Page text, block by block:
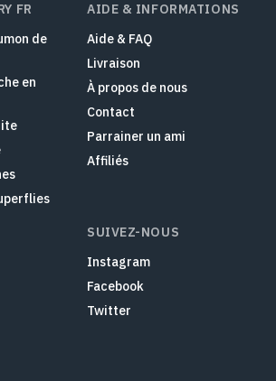
FR
de
en
AIDE & INFORMATIONS
Aide & FAQ
Livraison
À propos de nous
Contact
Parrainer un ami
Affiliés
SUIVEZ-NOUS
Instagram
Facebook
Twitter